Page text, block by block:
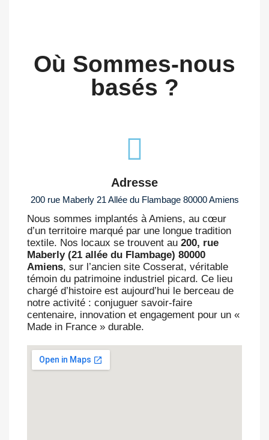
Où Sommes-nous
basés ?
Adresse
200 rue Maberly 21 Allée du Flambage 80000 Amiens
Nous sommes implantés à Amiens, au cœur
d’un territoire marqué par une longue tradition
textile. Nos locaux se trouvent au 200, rue
Maberly (21 allée du Flambage) 80000
Amiens, sur l’ancien site Cosserat, véritable
témoin du patrimoine industriel picard. Ce lieu
chargé d’histoire est aujourd’hui le berceau de
notre activité : conjuguer savoir-faire
centenaire, innovation et engagement pour un «
Made in France » durable.